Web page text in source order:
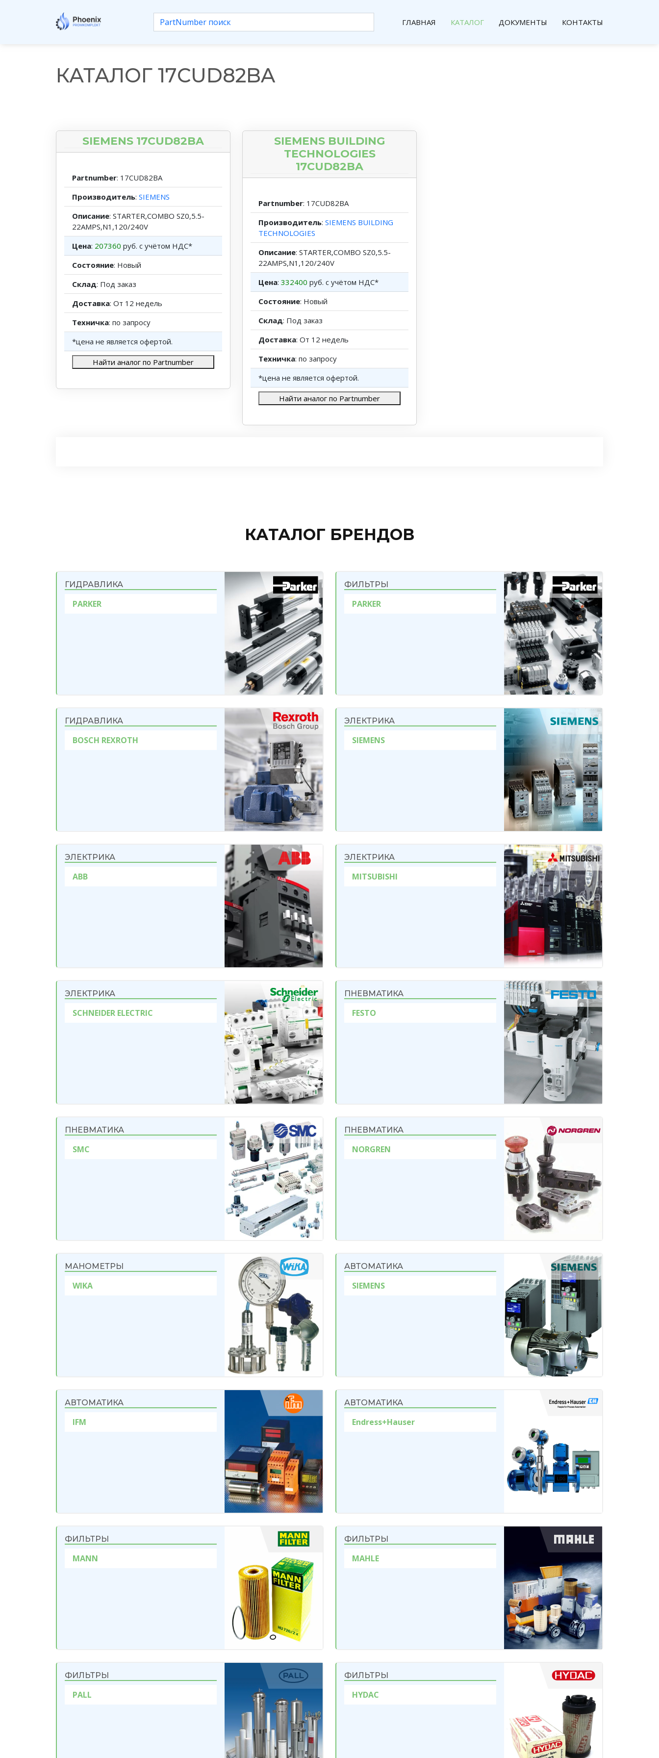
ГЛАВНАЯ КАТАЛОГ ДОКУМЕНТЫ КОНТАКТЫ
КАТАЛОГ 17CUD82BA
SIEMENS 17CUD82BA
Partnumber: 17CUD82BA
Производитель: SIEMENS
Описание: STARTER,COMBO SZ0,5.5-
22AMPS,N1,120/240V
Цена: 207360 руб. с учётом НДС*
Состояние: Новый
Склад: Под заказ
Доставка: От 12 недель
Техничка: по запросу
*цена не является офертой.
Найти аналог по Partnumber
SIEMENS BUILDING
TECHNOLOGIES
17CUD82BA
Partnumber: 17CUD82BA
Производитель: SIEMENS BUILDING
TECHNOLOGIES
Описание: STARTER,COMBO SZ0,5.5-
22AMPS,N1,120/240V
Цена: 332400 руб. с учётом НДС*
Состояние: Новый
Склад: Под заказ
Доставка: От 12 недель
Техничка: по запросу
*цена не является офертой.
Найти аналог по Partnumber
КАТАЛОГ БРЕНДОВ
ГИДРАВЛИКА
PARKER
ФИЛЬТРЫ
PARKER
ГИДРАВЛИКА
BOSCH REXROTH
ЭЛЕКТРИКА
SIEMENS
ЭЛЕКТРИКА
ABB
ЭЛЕКТРИКА
MITSUBISHI
ЭЛЕКТРИКА
SCHNEIDER ELECTRIC
ПНЕВМАТИКА
FESTO
ПНЕВМАТИКА
SMC
ПНЕВМАТИКА
NORGREN
МАНОМЕТРЫ
WIKA
АВТОМАТИКА
SIEMENS
АВТОМАТИКА
IFM
АВТОМАТИКА
Endress+Hauser
ФИЛЬТРЫ
MANN
ФИЛЬТРЫ
MAHLE
ФИЛЬТРЫ
PALL
ФИЛЬТРЫ
HYDAC